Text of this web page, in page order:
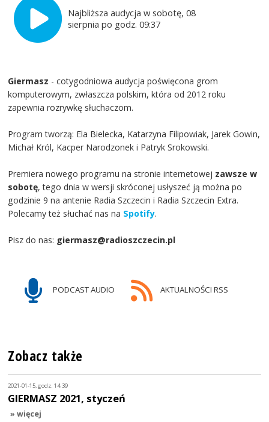
Najbliższa audycja w sobotę, 08
sierpnia po godz. 09:37
Giermasz - cotygodniowa audycja poświęcona grom
komputerowym, zwłaszcza polskim, która od 2012 roku
zapewnia rozrywkę słuchaczom.
Program tworzą: Ela Bielecka, Katarzyna Filipowiak, Jarek Gowin,
Michał Król, Kacper Narodzonek i Patryk Srokowski.
Premiera nowego programu na stronie internetowej zawsze w
sobotę, tego dnia w wersji skróconej usłyszeć ją można po
godzinie 9 na antenie Radia Szczecin i Radia Szczecin Extra.
Polecamy też słuchać nas na Spotify.
Pisz do nas: giermasz@radioszczecin.pl
PODCAST AUDIO AKTUALNOŚCI RSS
Zobacz także
2021-01-15, godz. 14:39
GIERMASZ 2021, styczeń
» więcej